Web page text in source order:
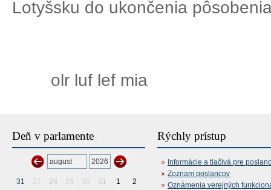
Lotyšsku do ukončenia
olr luf lef mia
Deň v parlamente
31 27 28 29 30 31 1
2
Rýchly prístup
Informácie a tlačivá pre
Zoznam poslancov
Oznámenia verejných